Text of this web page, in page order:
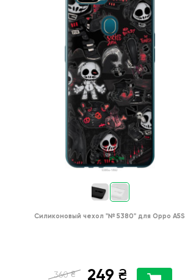
Силиконовый чехол "№ 5380" для Oppo A5S
360 ₴ 249 ₴